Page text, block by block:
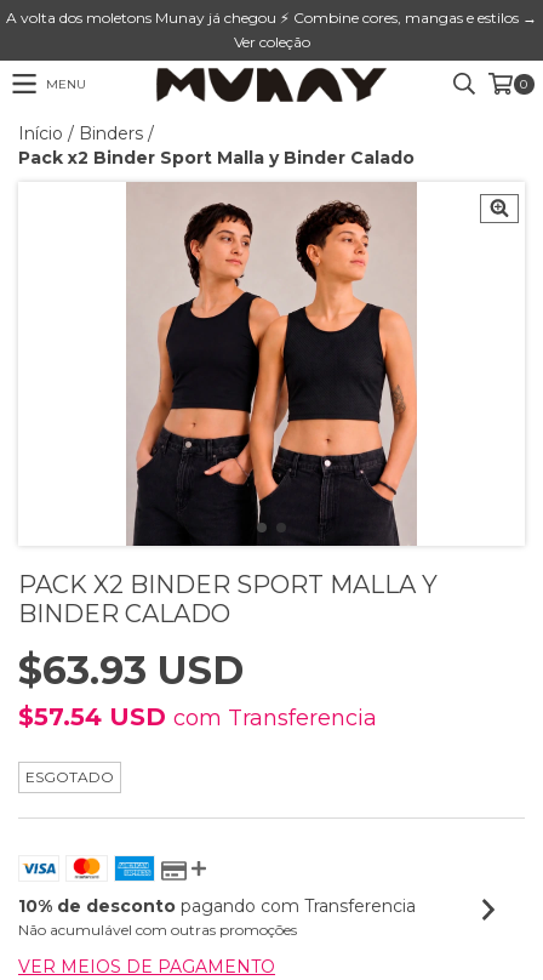
A volta dos moletons Munay já chegou ⚡ Combine cores, mangas e estilos →
Ver coleção
MENU 0
Início / Binders /
Pack x2 Binder Sport Malla y Binder Calado
PACK X2 BINDER SPORT MALLA Y
BINDER CALADO
$63.93 USD
$57.54 USD com Transferencia
ESGOTADO
10% de desconto pagando com Transferencia
Não acumulável com outras promoções
VER MEIOS DE PAGAMENTO